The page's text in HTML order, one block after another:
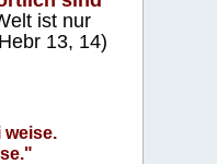
ist nur
13, 14)
weise.